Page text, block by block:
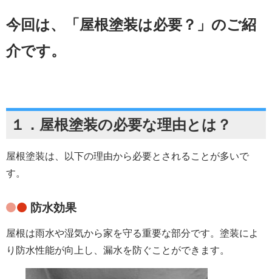
今回は、「屋根塗装は必要？ 」のご紹
介です。
１． 屋根塗装の必要な理由とは？
屋根塗装は、以下の理由から必要とされることが多いで
す。
防水効果
屋根は雨水や湿気から家を守る重要な部分です。塗装によ
り防水性能が向上し、漏水を防ぐことができます。